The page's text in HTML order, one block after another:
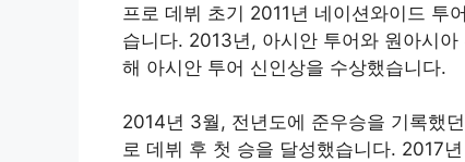
프로 데뷔 초기 2011년 네이션와이드 투
습니다. 2013년, 아시안 투어와 원아시
해 아시안 투어 신인상을 수상했습니다.
2014년 3월, 전년도에 준우승을 기록했
로 데뷔 후 첫 승을 달성했습니다. 2017